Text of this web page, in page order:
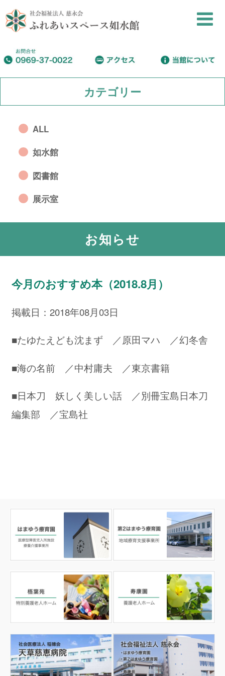
カテゴリー
ALL
如水館
図書館
展示室
お知らせ
今月のおすすめ本（2018.8月）
掲載日：2018年08月03日
■たゆたえども沈まず ／原田マハ ／幻冬舎
■海の名前 ／中村庸夫 ／東京書籍
■日本刀 妖しく美しい話 ／別冊宝島日本刀
編集部 ／宝島社